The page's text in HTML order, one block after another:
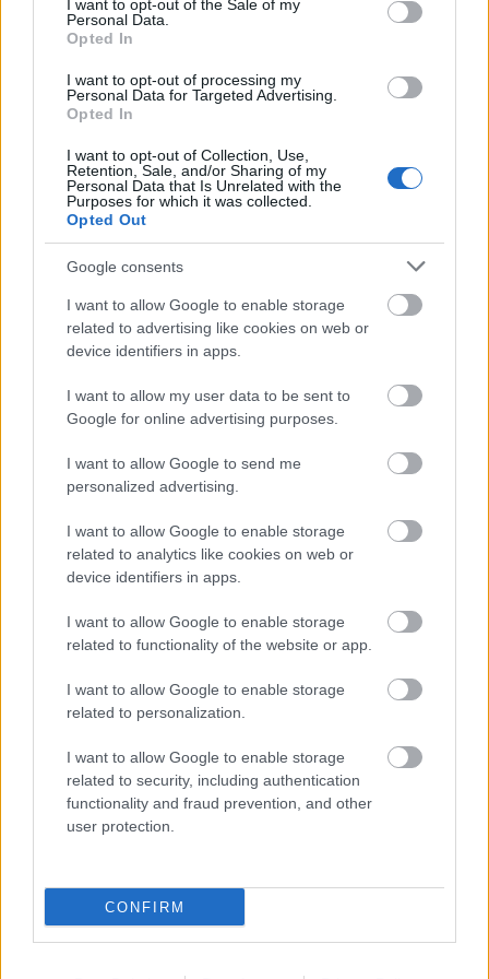
I want to opt-out of the Sale of my
Personal Data.
Opted In
I want to opt-out of processing my
Personal Data for Targeted Advertising.
Opted In
I want to opt-out of Collection, Use,
Retention, Sale, and/or Sharing of my
Personal Data that Is Unrelated with the
Purposes for which it was collected.
Opted Out
Google consents
I want to allow Google to enable storage
related to advertising like cookies on web or
device identifiers in apps.
I want to allow my user data to be sent to
Google for online advertising purposes.
I want to allow Google to send me
personalized advertising.
I want to allow Google to enable storage
related to analytics like cookies on web or
device identifiers in apps.
I want to allow Google to enable storage
related to functionality of the website or app.
I want to allow Google to enable storage
related to personalization.
I want to allow Google to enable storage
related to security, including authentication
functionality and fraud prevention, and other
user protection.
CONFIRM
Mundruczó Kornél (Fotó: Erdély Mátyás)
Szólt arról, hogy az alkotó korai filmjei nagy hatást
gyakoroltak egész generációjára. Mint mondta:
Jancsó Miklóstette naggyá a magyar filmet. "Nem
filmnek egy olyan ágát hozta létre, amelyhez
tartozónak érzem magamat is" - fogalmazott.
beállításokban, az elnyomottakról, a társadalom
kiszolgáltatottjairól való gondolkodásban és a
problémák rajtuk keresztül való ábrázolásában -
tette hozzá. Metaforikus látásmódját - amely a
korszakot is jellemezte - az utána felnövő generációk
magyar filmesei is figyelembe vették - fogalmazott
Mundruczó, kiemelve, hogy "mindenki
Jancsó
Miklósköpönyegéből bújt elő".Tarr Béla
szemléletükben köthetők életművéhez.
"Hálás vagyok a sorsnak, hogy ilyen közel
kerülhettem hozzá és játszhattam utolsó filmjeiben
kisebb szerepeket. Jó volt őt munka közben látni,
nagy hatással volt rám" - mondta a
szemléletében sosem volt kirekesztő. "Mint aki egy
évszázadot átélt, a 21. században már nem maradt